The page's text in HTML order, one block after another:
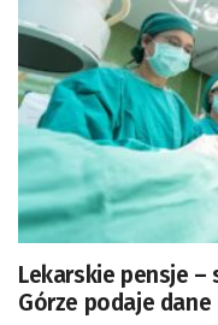
Lekarskie pensje
Górze podaje dane